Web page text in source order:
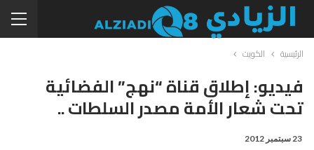
الرئيسية الكويت
فيديو: إطلاق قناة “نهج” الفضائية
تحت شعار الأمة مصدر السلطات ..
23 سبتمبر 2012